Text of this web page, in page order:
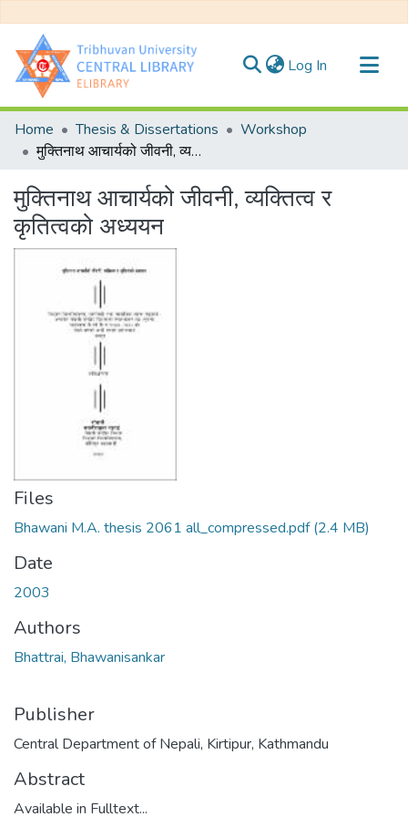
Log In (current)
Communities & Collections
All of DSpace
Home Thesis & Dissertations
Workshop
मुक्तिनाथ आचार्यको जीवनी, व्यक्तित्व र कृतित्वको अध्ययन
मुक्तिनाथ आचार्यको जीवनी, व्यक्तित्व र
कृतित्वको अध्ययन
Files
Bhawani M.A. thesis 2061 all_compressed.pdf(2.4 MB)
Date
2003
Authors
Bhattrai, Bhawanisankar
Publisher
Central Department of Nepali, Kirtipur, Kathmandu
Abstract
Available in Fulltext...